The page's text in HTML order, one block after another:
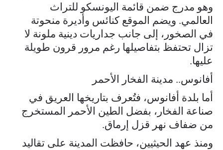
وهو مدرج ضمن قائمة اليونسكو للتراث
العالمي. ويضم الموقع كنائس وأديرة منحوتة
في الصخور، إلى جانب جداريات دينية ملونة لا
تزال تحتفظ بتفاصيلها رغم مرور قرون طويلة
عليها.
أفانوس.. مدينة الفخار الأحمر
أما بلدة أفانوس، فتُعرف بتاريخها العريق في
صناعة الفخار، بفضل الطين الأحمر المستخرج
من ضفاف نهر قزل إرماق.
ومنذ عهد الحيثيين، حافظت المدينة على تقاليد